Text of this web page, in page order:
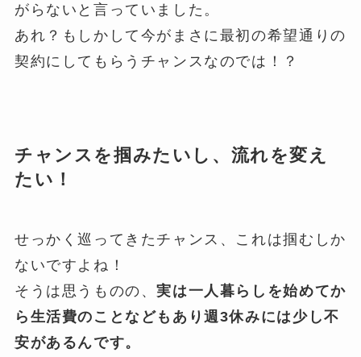
がらないと言っていました。
あれ？もしかして今がまさに最初の希望通りの
契約にしてもらうチャンスなのでは！？
チャンスを掴みたいし、流れを変え
たい！
せっかく巡ってきたチャンス、これは掴むしか
ないですよね！
そうは思うものの、実は一人暮らしを始めてか
ら生活費のことなどもあり週3休みには少し不
安があるんです。